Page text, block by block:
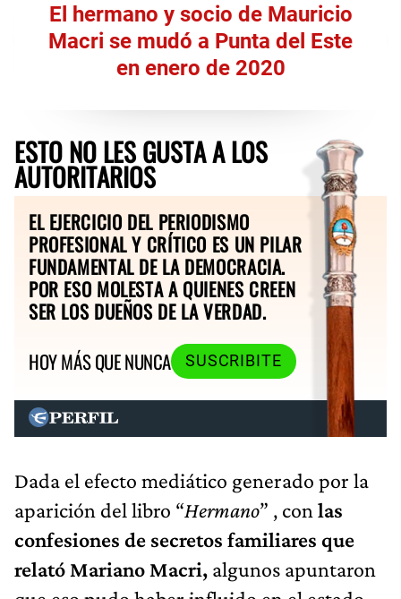
El hermano y socio de Mauricio
Macri se mudó a Punta del Este
en enero de 2020
ESTO NO LES GUSTA A LOS
AUTORITARIOS
EL EJERCICIO DEL PERIODISMO
PROFESIONAL Y CRÍTICO ES UN PILAR
FUNDAMENTAL DE LA DEMOCRACIA.
POR ESO MOLESTA A QUIENES CREEN
SER LOS DUEÑOS DE LA VERDAD.
HOY MÁS QUE NUNCA
SUSCRIBITE
Dada el efecto mediático generado por la
aparición del libro “Hermano” , con las
confesiones de secretos familiares que
relató Mariano Macri, algunos apuntaron